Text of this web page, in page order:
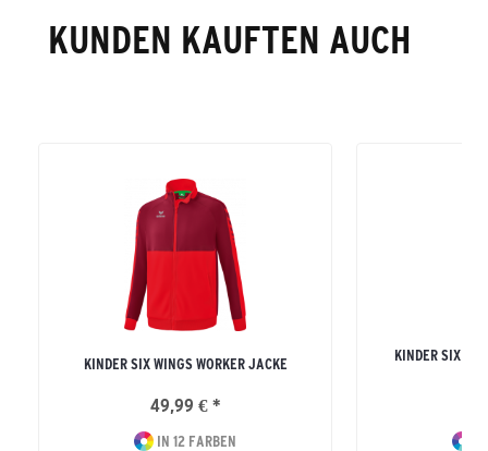
KUNDEN KAUFTEN AUCH
KINDER SIX WINGS WORKER JACKE
49,99 € *
IN 12 FARBEN
KINDER SIX